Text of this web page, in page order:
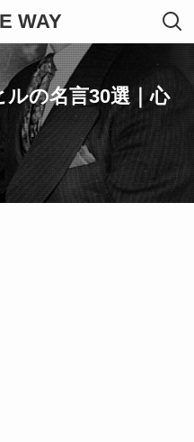
WAY
の名言30選｜心